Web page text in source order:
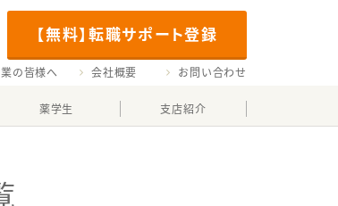
【無料】転職サポート登録
の皆様へ 会社概要 お問い合わせ
薬学生 支店紹介